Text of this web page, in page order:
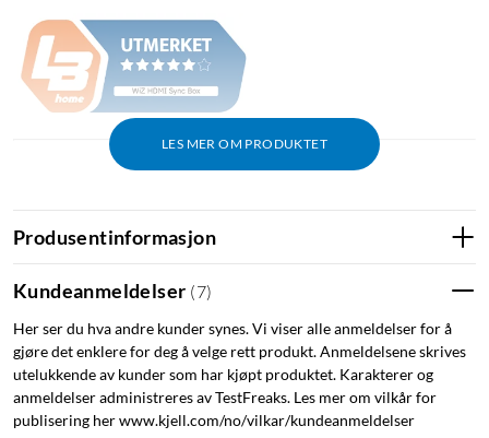
LES MER OM PRODUKTET
Skap en unik opplevelse – helt enkelt. Enheten analyserer det
innkommende HDMI-signalet og tilpasser lysslyngens farger
etter hovedfargen i bildet.
HDMI Sync Box Kit - startpakke
1x HDMI Sync Box
1x RGBIC-list
HDMI-kabel
Produsentinformasjon
Kundeanmeldelser (7)
Her ser du hva andre kunder synes. Vi viser alle anmeldelser for å
gjøre det enklere for deg å velge rett produkt. Anmeldelsene skrives
utelukkende av kunder som har kjøpt produktet. Karakterer og
anmeldelser administreres av TestFreaks. Les mer om vilkår for
publisering her www.kjell.com/no/vilkar/kundeanmeldelser